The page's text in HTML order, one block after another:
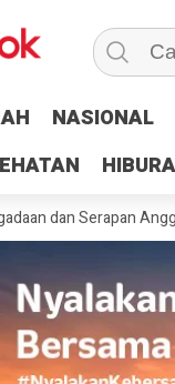
NASIONAL
NASIONAL
Serapan Anggaran